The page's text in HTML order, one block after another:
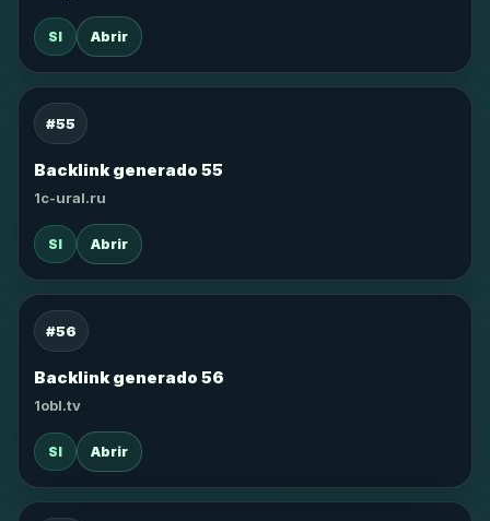
SI Abrir
#55
Backlink generado 55
1c-ural.ru
SI Abrir
#56
Backlink generado 56
1obl.tv
SI Abrir